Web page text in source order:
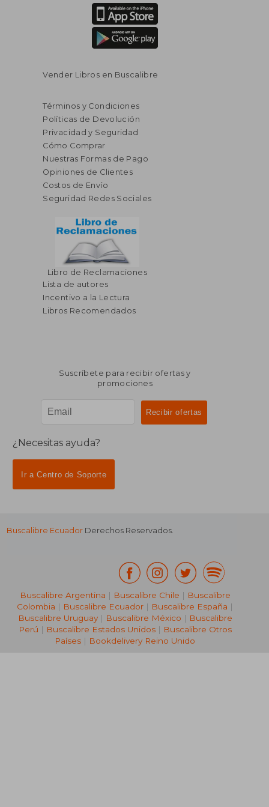
$ 46.59
$ 25.63
Vender Libros en Buscalibre
Términos y Condiciones
Políticas de Devolución
Privacidad y Seguridad
Cómo Comprar
Nuestras Formas de Pago
Opiniones de Clientes
Costos de Envío
Seguridad Redes Sociales
Libro de Reclamaciones
Lista de autores
Incentivo a la Lectura
Libros Recomendados
Suscríbete para recibir ofertas y
promociones
¿Necesitas ayuda?
Ir a Centro de Soporte
Buscalibre Ecuador Derechos Reservados.
Buscalibre Argentina | Buscalibre Chile | Buscalibre
Colombia | Buscalibre Ecuador | Buscalibre España |
Buscalibre Uruguay| Buscalibre México | Buscalibre
Perú | Buscalibre Estados Unidos| Buscalibre Otros
Países | Bookdelivery Reino Unido